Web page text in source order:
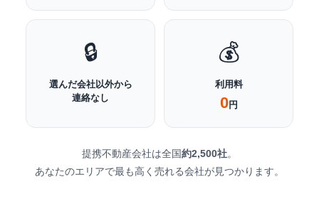
🔒
選んだ会社以外から
連絡なし
💰
利用料
0円
提携不動産会社は全国約2,500社。
あなたのエリアで最も高く売れる会社が見つかります。